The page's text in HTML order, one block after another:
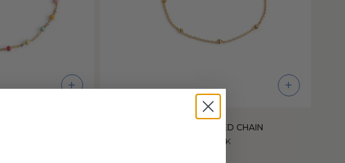
+ +
ARMBÅND, BEADED CHAIN
250,00 DKK